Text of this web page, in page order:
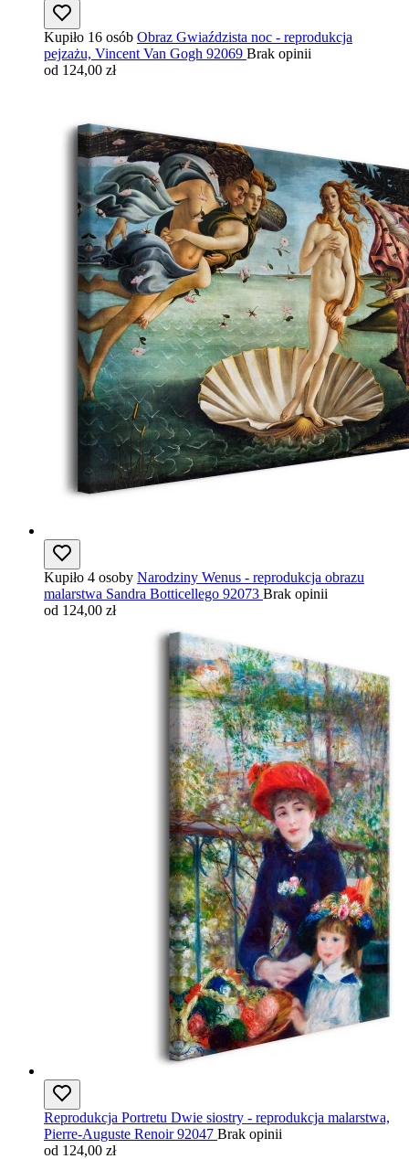
Kupiło 16 osób Obraz Gwiaździsta noc - reprodukcja
pejzażu, Vincent Van Gogh 92069 Brak opinii
od 124,00 zł
Kupiło 4 osoby Narodziny Wenus - reprodukcja obrazu
malarstwa Sandra Botticellego 92073 Brak opinii
od 124,00 zł
Reprodukcja Portretu Dwie siostry - reprodukcja malarstwa,
Pierre-Auguste Renoir 92047 Brak opinii
od 124,00 zł